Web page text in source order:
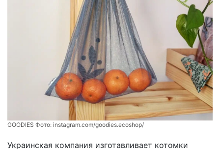
GOODIES Фото: instagram.com/goodies.ecoshop/
Украинская компания изготавливает котомки